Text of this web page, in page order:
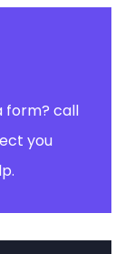
form? call
you